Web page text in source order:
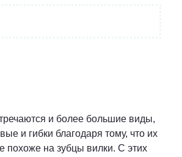
и более большие виды,
и гибки благодаря тому, что их
похоже на зубцы вилки. С этих